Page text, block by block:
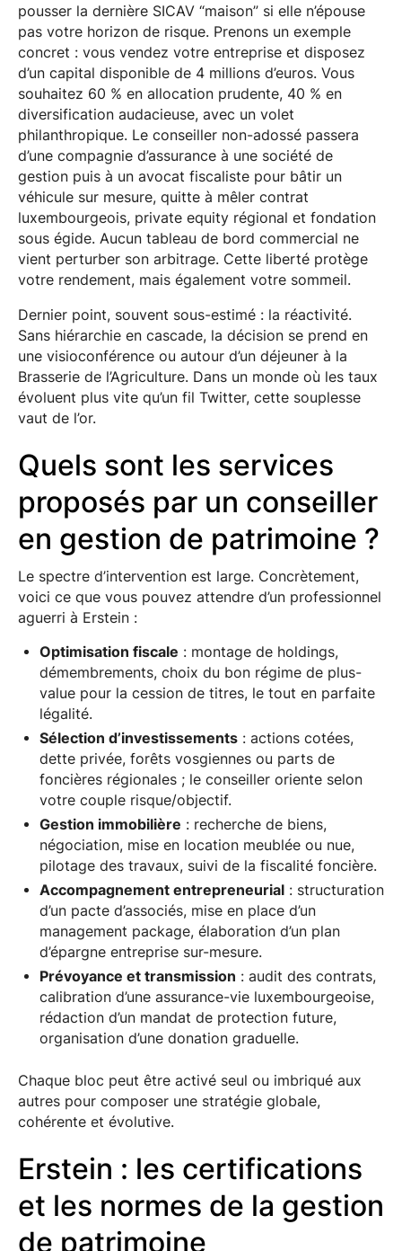
pousser la dernière SICAV “maison” si elle n’épouse
pas votre horizon de risque. Prenons un exemple
concret : vous vendez votre entreprise et disposez
d’un capital disponible de 4 millions d’euros. Vous
souhaitez 60 % en allocation prudente, 40 % en
diversification audacieuse, avec un volet
philanthropique. Le conseiller non-adossé passera
d’une compagnie d’assurance à une société de
gestion puis à un avocat fiscaliste pour bâtir un
véhicule sur mesure, quitte à mêler contrat
luxembourgeois, private equity régional et fondation
sous égide. Aucun tableau de bord commercial ne
vient perturber son arbitrage. Cette liberté protège
votre rendement, mais également votre sommeil.
Dernier point, souvent sous-estimé : la réactivité.
Sans hiérarchie en cascade, la décision se prend en
une visioconférence ou autour d’un déjeuner à la
Brasserie de l’Agriculture. Dans un monde où les taux
évoluent plus vite qu’un fil Twitter, cette souplesse
vaut de l’or.
Quels sont les services
proposés par un conseiller
en gestion de patrimoine ?
Le spectre d’intervention est large. Concrètement,
voici ce que vous pouvez attendre d’un professionnel
aguerri à Erstein :
Optimisation fiscale : montage de holdings,
démembrements, choix du bon régime de plus-
value pour la cession de titres, le tout en parfaite
légalité.
Sélection d’investissements: actions cotées,
dette privée, forêts vosgiennes ou parts de
foncières régionales ; le conseiller oriente selon
votre couple risque/objectif.
Gestion immobilière : recherche de biens,
négociation, mise en location meublée ou nue,
pilotage des travaux, suivi de la fiscalité foncière.
Accompagnement entrepreneurial: structuration
d’un pacte d’associés, mise en place d’un
management package, élaboration d’un plan
d’épargne entreprise sur-mesure.
Prévoyance et transmission : audit des contrats,
calibration d’une assurance-vie luxembourgeoise,
rédaction d’un mandat de protection future,
organisation d’une donation graduelle.
Chaque bloc peut être activé seul ou imbriqué aux
autres pour composer une stratégie globale,
cohérente et évolutive.
Erstein : les certifications
et les normes de la gestion
de patrimoine